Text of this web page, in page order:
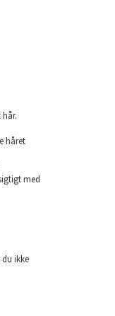
håret
med
ikke